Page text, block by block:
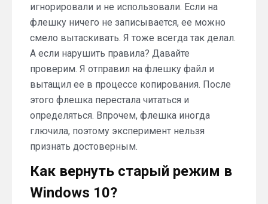
игнорировали и не использовали. Если на
флешку ничего не записывается, ее можно
смело вытаскивать. Я тоже всегда так делал.
А если нарушить правила? Давайте
проверим. Я отправил на флешку файл и
вытащил ее в процессе копирования. После
этого флешка перестала читаться и
определяться. Впрочем, флешка иногда
глючила, поэтому эксперимент нельзя
признать достоверным.
Как вернуть старый режим в
Windows 10?